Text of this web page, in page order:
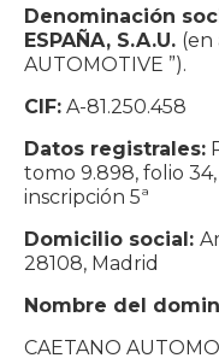
Denominación
ESPAÑA, S.A.U. (en
AUTOMOTIVE ”).
CIF: A-81.250.458
Datos registrales:
tomo 9.898, folio
inscripción 5ª
Domicilio social:
28108, Madrid
Nombre del
CAETANO